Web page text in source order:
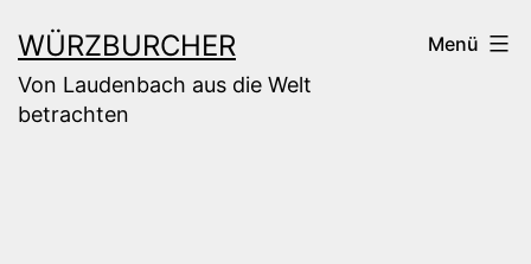
Inhalt
springen
WÜRZBURCHER
Von Laudenbach aus die Welt
betrachten
Menü